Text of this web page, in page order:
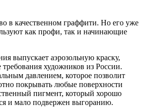
в качественном граффити. Но его уже
как профи, так и начинающие
выпускает аэрозольную краску,
художников из России.
давлением, которое позволит
покрывать любые поверхности
пигмент, который хорошо
и мало подвержен выгоранию.